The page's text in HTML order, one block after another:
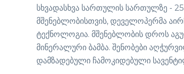
სხვადასხვა სართულის სართულზე -
მშენებლობისთვის, დეველოპერმა
ტექნოლოგია. მშენებლობის დროს
მინერალური ბამბა. შენობები
დამზადებული ჩამოკიდებული